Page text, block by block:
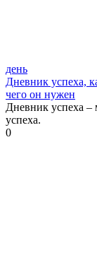
день
Дневник успеха,
чего он нужен
Дневник успеха
успеха.
0